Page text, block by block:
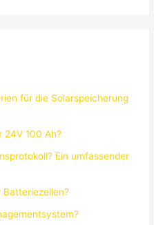
für die Solarspeicherung
24V 100 Ah?
Ein umfassender